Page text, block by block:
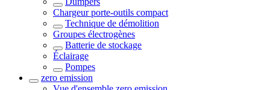
Chargeur porte-outils compact
Technique de démolition
Groupes électrogènes
Batterie de stockage
Éclairage
Pompes
zero emission